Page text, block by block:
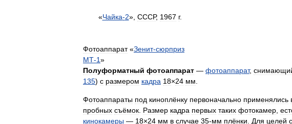
«Чайка-2», СССР, 1967 г.
Фотоаппарат«Зенит-сюрприз
МТ-1»
Полуформатный фотоаппарат — фотоаппарат,
135) с размером кадра 18×24 мм.
Фотоаппараты под киноплёнку первоначально применялись
пробных съёмок. Размер кадра первых таких фотокамер,
кинокамеры — 18×24 мм в случае 35-мм плёнки. Для целей